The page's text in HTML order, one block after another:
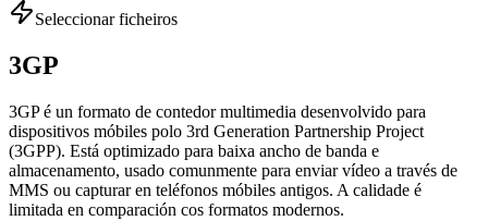
Seleccionar ficheiros
3GP
3GP é un formato de contedor multimedia desenvolvido para
dispositivos móbiles polo 3rd Generation Partnership Project
(3GPP). Está optimizado para baixa ancho de banda e
almacenamento, usado comunmente para enviar vídeo a través de
MMS ou capturar en teléfonos móbiles antigos. A calidade é
limitada en comparación cos formatos modernos.